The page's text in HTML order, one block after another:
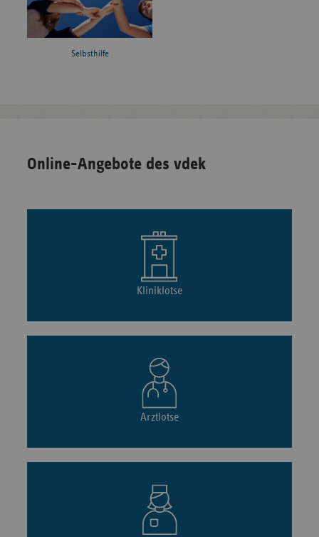
Selbsthilfe
Online-Angebote des vdek
Kliniklotse
Arztlotse